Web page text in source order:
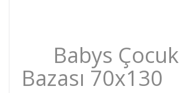
Babys Çocuk
Bazası 70x130